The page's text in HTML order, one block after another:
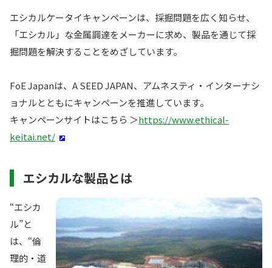
エシカルケータイキャンペーンは、採掘問題を広く知らせ、
「エシカル」な金属調達をメーカーに求め、製品を通じて採
掘問題を解決することをめざしています。
FoE Japanは、A SEED JAPAN、アムネスティ・インターナシ
ョナルとともにキャンペーンを推進しています。
キャンペーンサイトはこちら ＞https://www.ethical-
keitai.net/
エシカルな製品とは
“エシカ
ル”と
は、“倫
理的・道